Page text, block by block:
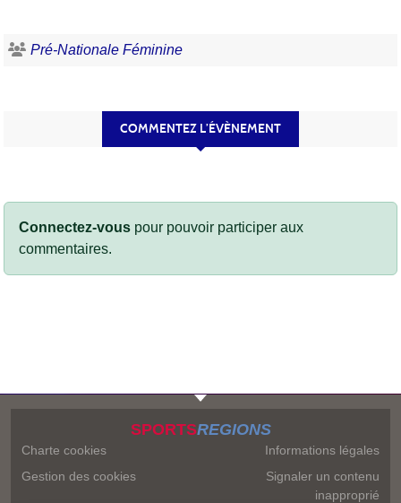
Pré-Nationale Féminine
COMMENTEZ L’ÉVÈNEMENT
Connectez-vous pour pouvoir participer aux
commentaires.
SPORTSREGIONS
Charte cookies
Gestion des cookies
Informations légales
Signaler un contenu
inapproprié